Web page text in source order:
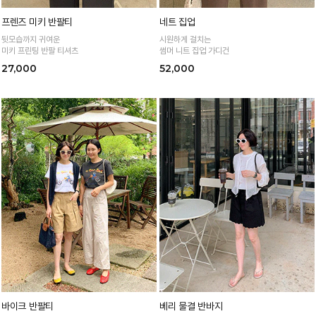
프렌즈 미키 반팔티
뒷모습까지 귀여운
미키 프린팅 반팔 티셔츠
27,000
네트 집업
시원하게 걸치는
썸머 니트 집업 가디건
52,000
바이크 반팔티 베리 물결 반바지